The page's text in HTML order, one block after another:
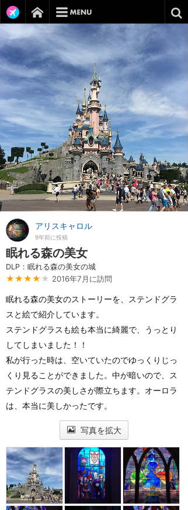
アリスキャロル
9年前に投稿
眠れる森の美女
DLP：眠れる森の美女の城
★★★★ ★ 2016年7月に訪問
眠れる森の美女のストーリーを、ステンドグラ
スと絵で紹介しています。
ステンドグラスも絵も本当に綺麗で、うっとり
してしまいました！！
私が行った時は、空いていたのでゆっくりじっ
くり見ることができました。中が暗いので、ス
テンドグラスの美しさが際立ちます。オーロラ
は、本当に美しかったです。
写真を拡大